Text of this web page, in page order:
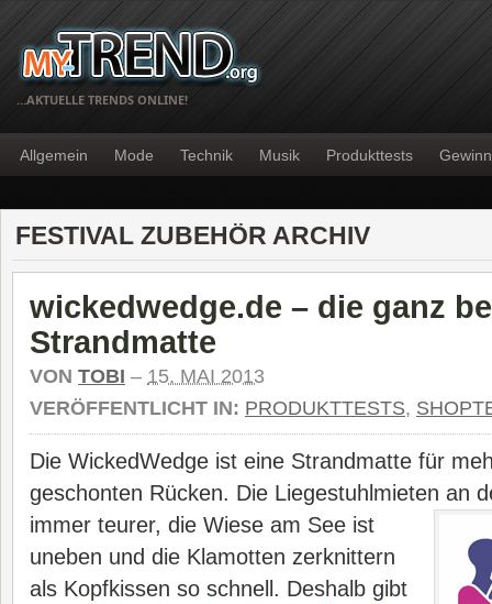
…AKTUELLE TRENDS ONLINE!
Allgemein Mode Technik Musik Produkttests
FESTIVAL ZUBEHÖR ARCHIV
wickedwedge.de – die ganz
Strandmatte
VON TOBI – 15. MAI 2013
VERÖFFENTLICHT IN: PRODUKTTESTS,
Die WickedWedge ist eine Strandmatte für
geschonten Rücken. Die Liegestuhlmieten an
immer teurer, die Wiese am See ist
uneben und die Klamotten zerknittern
als Kopfkissen so schnell. Deshalb gibt